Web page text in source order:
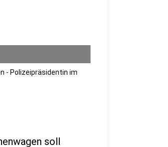
- Polizeipräsidentin im
soll